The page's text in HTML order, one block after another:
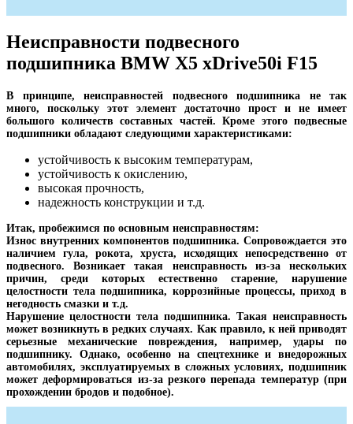
Неисправности подвесного
подшипника BMW X5 xDrive50i F15
В принципе, неисправностей подвесного подшипника не так
много, поскольку этот элемент достаточно прост и не имеет
большого количеств составных частей. Кроме этого подвесные
подшипники обладают следующими характеристиками:
устойчивость к высоким температурам,
устойчивость к окислению,
высокая прочность,
надежность конструкции и т.д.
Итак, пробежимся по основным неисправностям:
Износ внутренних компонентов подшипника. Сопровождается это
наличием гула, рокота, хруста, исходящих непосредственно от
подвесного. Возникает такая неисправность из-за нескольких
причин, среди которых естественно старение, нарушение
целостности тела подшипника, коррозийные процессы, приход в
негодность смазки и т.д.
Нарушение целостности тела подшипника. Такая неисправность
может возникнуть в редких случаях. Как правило, к ней приводят
серьезные механические повреждения, например, удары по
подшипнику. Однако, особенно на спецтехнике и внедорожных
автомобилях, эксплуатируемых в сложных условиях, подшипник
может деформироваться из-за резкого перепада температур (при
прохождении бродов и подобное).